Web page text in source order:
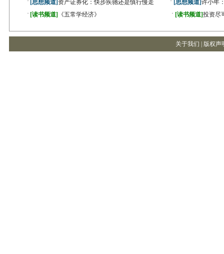
[思想频道] 资产证券化：快步疾驰还是慎行慢走 [思想频道] 许小年
· [读书频道] 《五常学经济》 · [读书频道]投资尽